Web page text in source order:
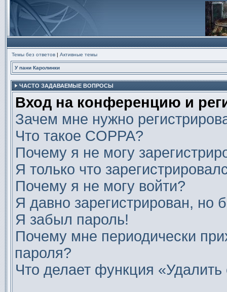
Темы без ответов | Активные темы
У пани Каролинки
ЧАСТО ЗАДАВАЕМЫЕ ВОПРОСЫ
Вход на конференцию и
Зачем мне нужно
Что такое COPPA?
Почему я не могу
Я только что
Почему я не могу войти?
Я давно зарегистрирован, но
Я забыл пароль!
Почему мне периодически
пароля?
Что делает функция